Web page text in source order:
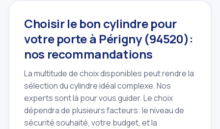
Choisir le bon cylindre pour
votre porte à Périgny (94520):
nos recommandations
La multitude de choix disponibles peut rendre la
sélection du cylindre idéal complexe. Nos
experts sont là pour vous guider. Le choix
dépendra de plusieurs facteurs: le niveau de
sécurité souhaité, votre budget, et la